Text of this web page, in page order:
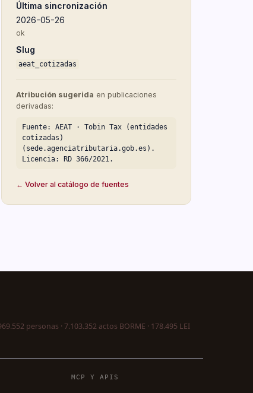
Última sincronización
2026-05-26
ok
Slug
aeat_cotizadas
Atribución sugerida en publicaciones
derivadas:
Fuente: AEAT · Tobin Tax (entidades
cotizadas)
(sede.agenciatributaria.gob.es).
Licencia: RD 366/2021.
← Volver al catálogo de fuentes
personas · 7.103.352 actos BORME · 178.495 LEI
MCP Y APIS